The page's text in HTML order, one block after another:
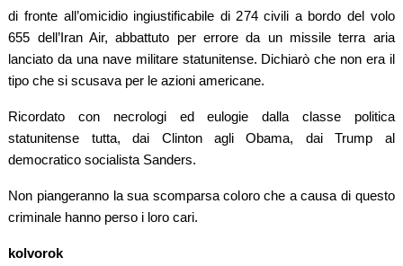
di fronte all’omicidio ingiustificabile di 274 civili a bordo del volo
655 dell’Iran Air, abbattuto per errore da un missile terra aria
lanciato da una nave militare statunitense. Dichiarò che non era il
tipo che si scusava per le azioni americane.
Ricordato con necrologi ed eulogie dalla classe politica
statunitense tutta, dai Clinton agli Obama, dai Trump al
democratico socialista Sanders.
Non piangeranno la sua scomparsa coloro che a causa di questo
criminale hanno perso i loro cari.
kolvorok